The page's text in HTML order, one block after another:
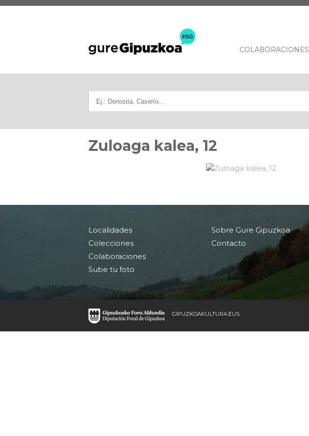
COLABORACIONES
Zuloaga kalea, 12
Localidades
Colecciones
Colaboraciones
Sube tu foto
Sobre Gure Gipuzkoa
Contacto
GIPUZKOAKULTURA.EUS